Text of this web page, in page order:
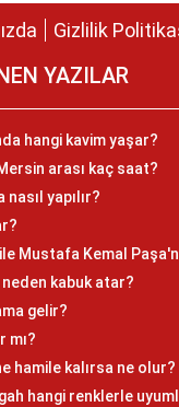
Gizlilik
YAZILAR
hangi kavim yaşar?
arası kaç saat?
yapılır?
Mustafa Kemal
kabuk atar?
gelir?
mı?
hamile kalırsa ne olur?
hangi renklerle